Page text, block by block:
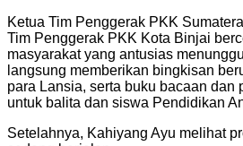
Ketua Tim Penggerak PKK
Tim Penggerak PKK Kota Binjai
masyarakat yang antusias
langsung memberikan bingkisan
para Lansia, serta buku bacaan dan
untuk balita dan siswa Pendidikan
Setelahnya, Kahiyang Ayu melihat